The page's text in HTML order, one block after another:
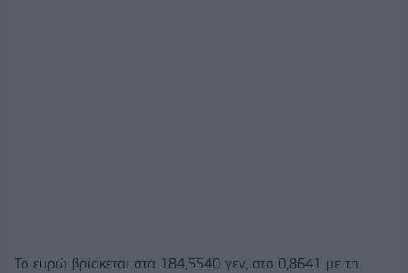
Το ευρώ βρίσκεται στα 184,5540 γεν, στο 0,8641 με τη